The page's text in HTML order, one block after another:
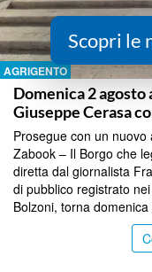
AGRIGENTO
Domenica 2 agosto
Giuseppe Cerasa
Prosegue con un
Zabook – Il Borgo che
diretta dal giornalista
di pubblico registrato
Bolzoni, torna
Scopri le